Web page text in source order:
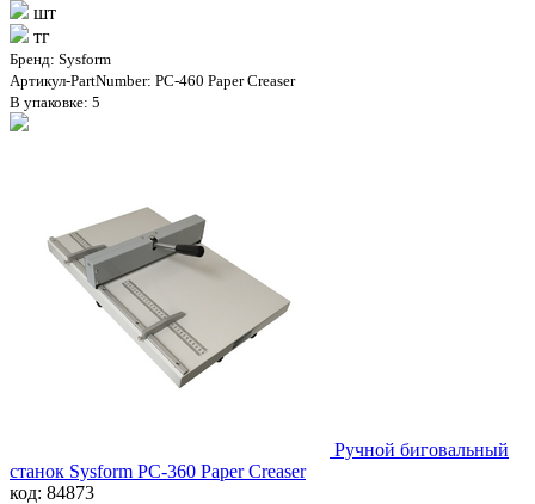
шт
тг
Бренд: Sysform
Артикул-PartNumber: PC-460 Paper Creaser
В упаковке: 5
Ручной биговальный
станок Sysform PC-360 Paper Creaser
код: 84873